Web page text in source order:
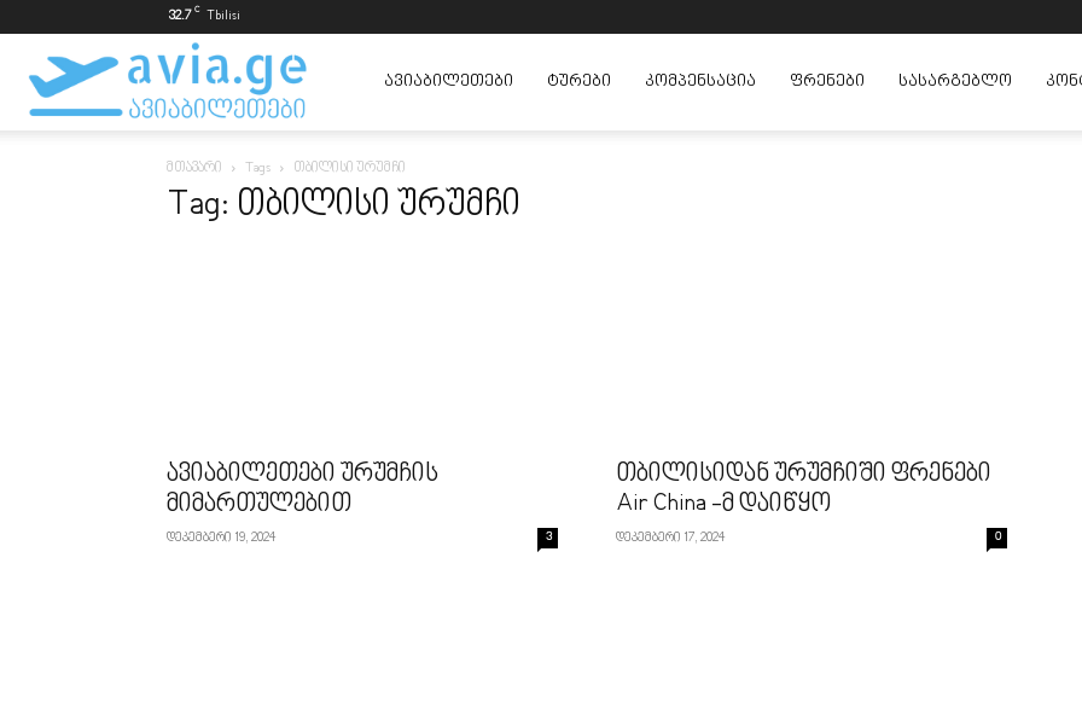
32.7 C Tbilisi
ავიაბილეთები
ყველაზე
ᲐᲕᲘᲐᲑᲘᲚᲔᲗᲔᲑᲘ ᲢᲣᲠᲔᲑᲘ ᲙᲝᲛᲞᲔᲜᲡᲐᲪᲘᲐ ᲤᲠᲔᲜᲔᲑᲘ ᲡᲐᲡᲐᲠᲒᲔᲑᲚᲝ
მთავარი Tags თბილისი ურუმჩი
Tag: თბილისი ურუმჩი
ავიაბილეთები ურუმჩის
მიმართულებით
დეკემბერი 19, 2024 3
თბილისიდან ურუმჩიში ფრენები
Air China -მ დაიწყო
დეკემბერი 17, 2024 0